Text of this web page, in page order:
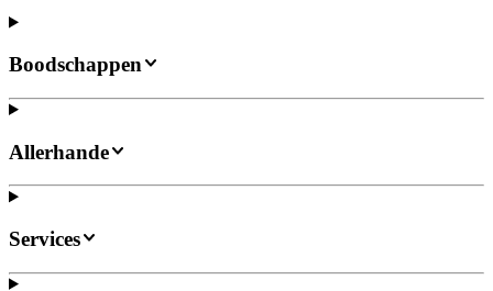
Boodschappen
Allerhande
Services